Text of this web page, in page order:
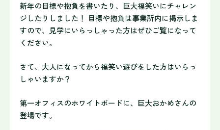
新年の目標や抱負を書いたり、巨大福笑いにチャレン
ジしたりしました！ 目標や抱負は事業所内に掲示しま
すので、見学にいらっしゃった方はぜひご覧になって
ください。
さて、大人になってから福笑い遊びをした方はいらっ
しゃいますか？
第一オフィスのホワイトボードに、巨大おかめさんの
登場です。